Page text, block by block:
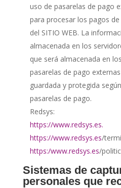
uso de pasarelas de pago
para procesar los pagos
del SITIO WEB. La
almacenada en los
que será almacenada en
pasarelas de pago
guardada y protegida
pasarelas de pago.
Redsys:
https://www.redsys.es.
https://www.redsys.es/
https:/www.redsys.es/
Sistemas de
personales que